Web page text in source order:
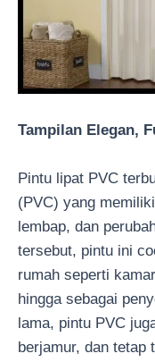
Tampilan Elegan,
Pintu lipat PVC
(PVC) yang
lembap, dan
tersebut, pintu ini
rumah seperti
hingga sebagai
lama, pintu PVC
berjamur, dan tetap